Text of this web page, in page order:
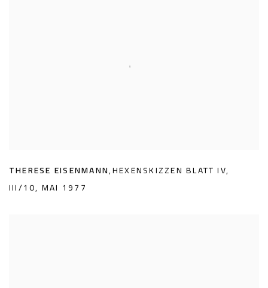
THERESE EISENMANN,HEXENSKIZZEN BLATT IV,
III/10, MAI 1977